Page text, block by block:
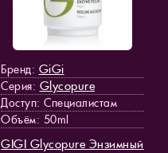
Бренд: GiGi
Серия: Glycopure
Доступ: Специалистам
Объём: 50ml
GIGI Glycopure Энзимный